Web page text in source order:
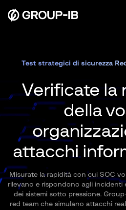
Test strategici di sicurezza
Verificate la
della
attacchi
Misurate la rapidità con cui SOC
rilevano e rispondono agli
dei sistemi sotto pressione.
red team che simulano attacchi